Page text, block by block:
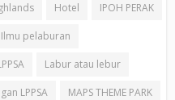
Hotel IPOH PERAK
Ilmu pelaburan
Labur atau lebur
LPPSA MAPS THEME PARK